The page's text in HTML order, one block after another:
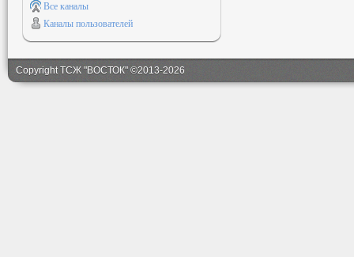
Все каналы
Каналы пользователей
Copyright ТСЖ "ВОСТОК" ©2013-2026